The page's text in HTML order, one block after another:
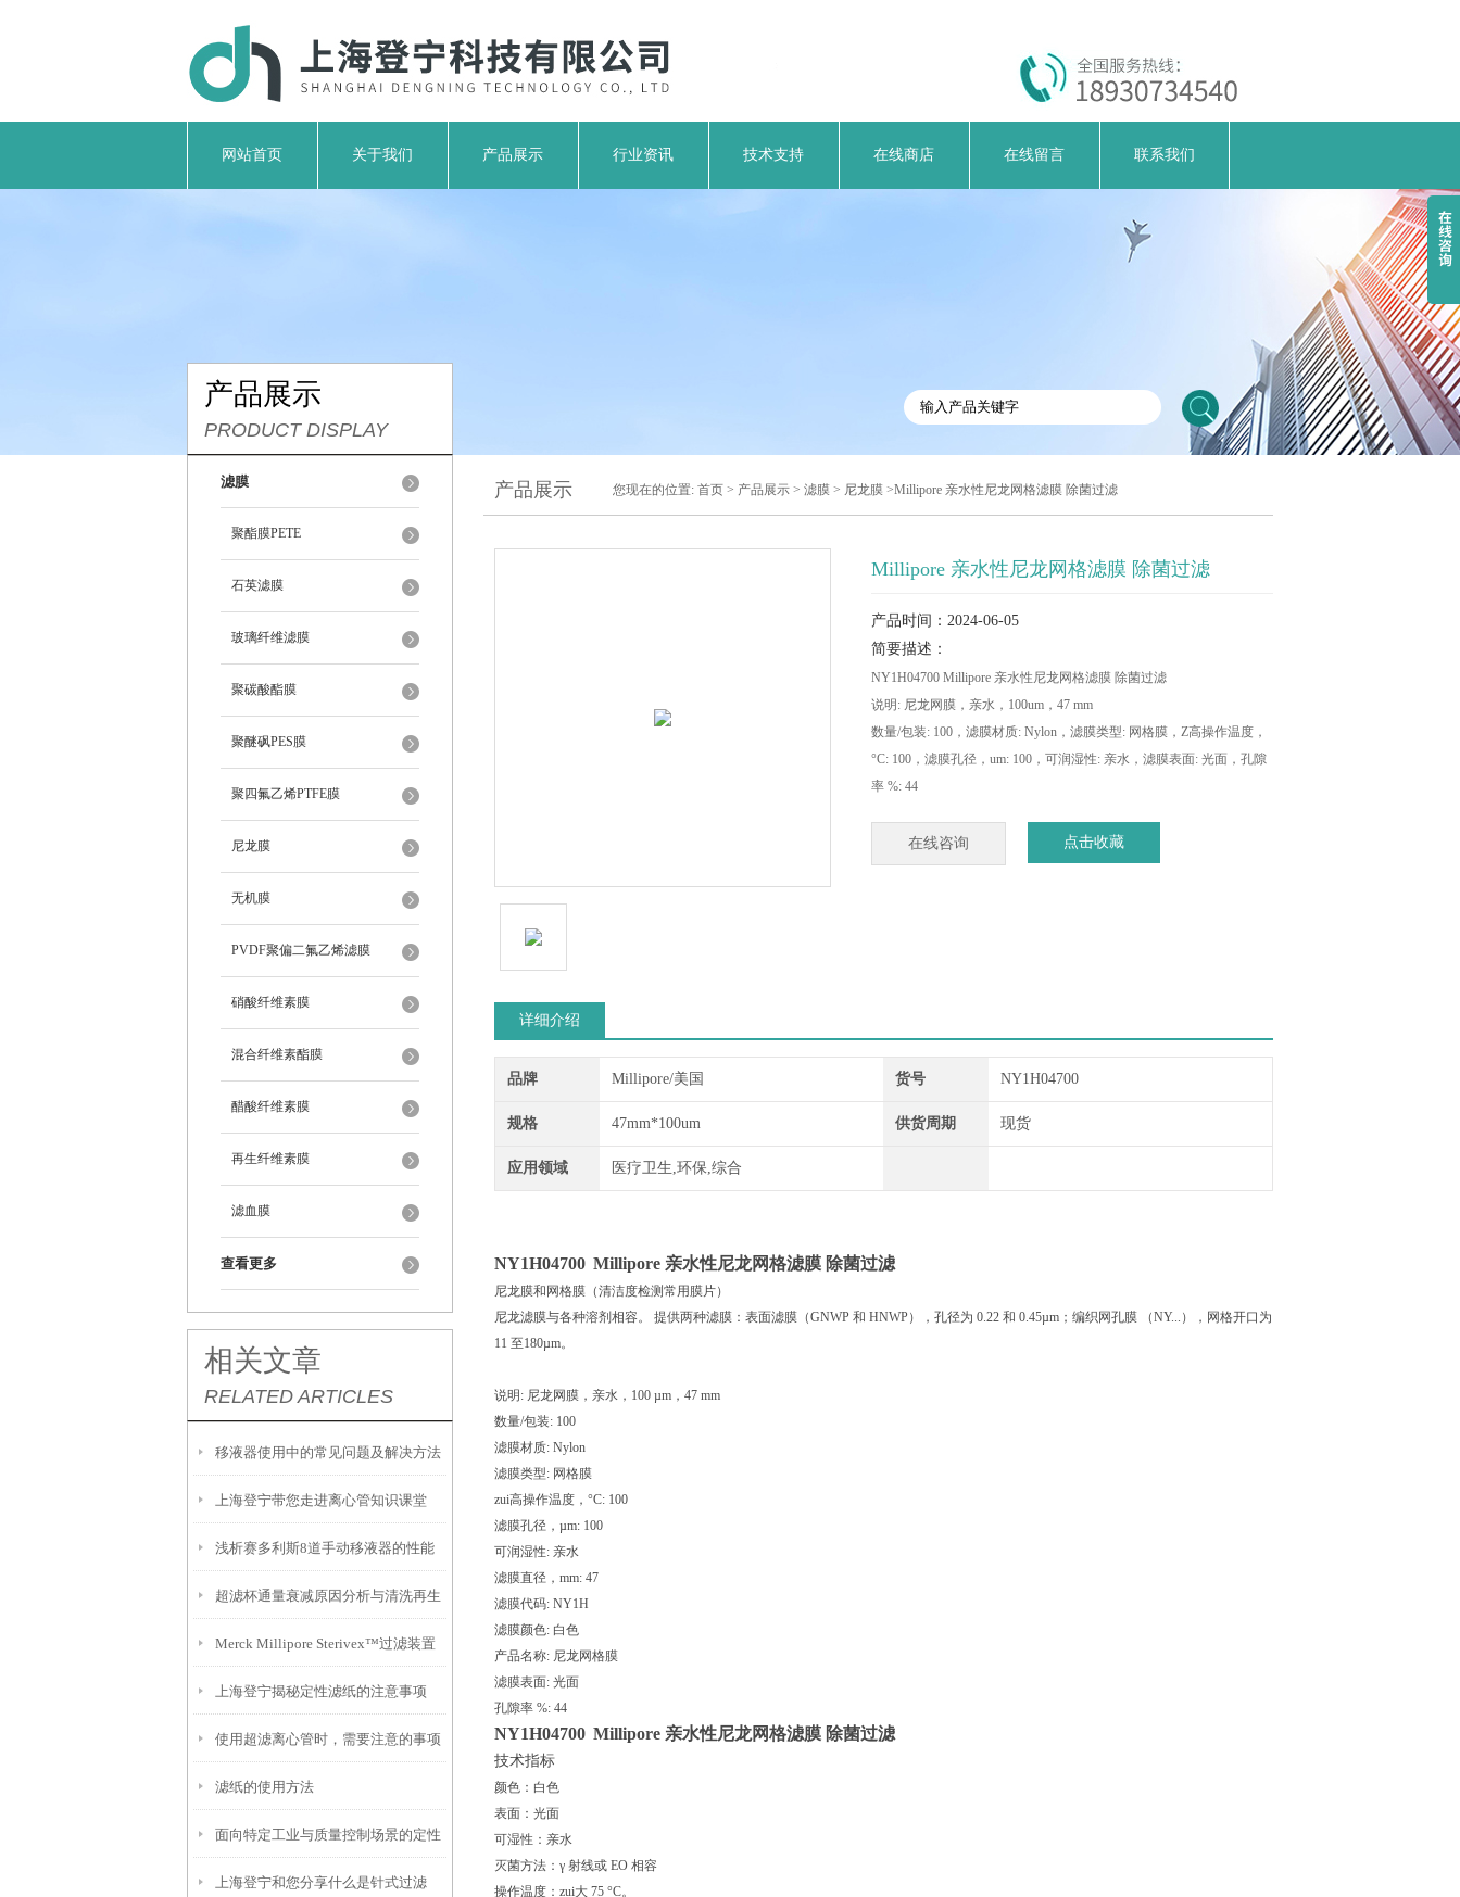
网站首页 关于我们 产品展示 行业资讯 技术支持 在线商店 在线留言 联系我们
产品展示
PRODUCT DISPLAY
滤膜
聚酯膜PETE
石英滤膜
玻璃纤维滤膜
聚碳酸酯膜
聚醚砜PES膜
聚四氟乙烯PTFE膜
尼龙膜
无机膜
PVDF聚偏二氟乙烯滤膜
硝酸纤维素膜
混合纤维素酯膜
醋酸纤维素膜
再生纤维素膜
滤血膜
查看更多
相关文章
RELATED ARTICLES
移液器使用中的常见问题及解决方法
上海登宁带您走进离心管知识课堂
浅析赛多利斯8道手动移液器的性能
特点
超滤杯通量衰减原因分析与清洗再生
方法
Merck Millipore Sterivex™过滤装置
你知道多少？
上海登宁揭秘定性滤纸的注意事项
使用超滤离心管时，需要注意的事项
滤纸的使用方法
面向特定工业与质量控制场景的定性
滤纸解决方案
上海登宁和您分享什么是针式过滤
产品展示 您现在的位置: 首页 > 产品展示 > 滤膜 > 尼龙膜 >Millipore 亲水性尼龙网格滤膜 除菌过滤
Millipore 亲水性尼龙网格滤膜 除菌过滤
产品时间：2024-06-05
简要描述：
NY1H04700 Millipore 亲水性尼龙网格滤膜 除菌过滤
说明: 尼龙网膜，亲水，100um，47 mm
数量/包装: 100，滤膜材质: Nylon，滤膜类型: 网格膜，Z高操作温度，
°C: 100，滤膜孔径，um: 100，可润湿性: 亲水，滤膜表面: 光面，孔隙
率 %: 44
在线咨询 点击收藏
详细介绍
品牌 Millipore/美国 货号 NY1H04700
规格 47mm*100um 供货周期 现货
应用领域 医疗卫生,环保,综合
NY1H04700 Millipore 亲水性尼龙网格滤膜 除菌过滤
尼龙膜和网格膜（清洁度检测常用膜片）
尼龙滤膜与各种溶剂相容。 提供两种滤膜：表面滤膜（GNWP 和 HNWP），孔径为 0.22 和 0.45µm；编织网孔膜 （NY...），网格开口为
11 至180µm。
说明: 尼龙网膜，亲水，100 µm，47 mm
数量/包装: 100
滤膜材质: Nylon
滤膜类型: 网格膜
zui高操作温度，°C: 100
滤膜孔径，µm: 100
可润湿性: 亲水
滤膜直径，mm: 47
滤膜代码: NY1H
滤膜颜色: 白色
产品名称: 尼龙网格膜
滤膜表面: 光面
孔隙率 %: 44
NY1H04700 Millipore 亲水性尼龙网格滤膜 除菌过滤
技术指标
颜色：白色
表面：光面
可湿性：亲水
灭菌方法：γ 射线或 EO 相容
操作温度：zui大 75 °C。